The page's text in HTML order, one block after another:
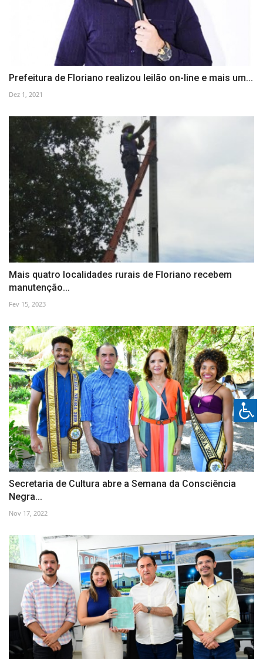
Prefeitura de Floriano realizou leilão on-line e mais um...
Dez 1, 2021
Mais quatro localidades rurais de Floriano recebem
manutenção...
Fev 15, 2023
Secretaria de Cultura abre a Semana da Consciência
Negra...
Nov 17, 2022